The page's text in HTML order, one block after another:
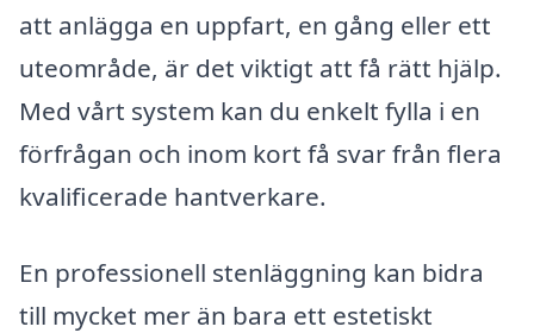
att anlägga en uppfart, en gång eller ett
uteområde, är det viktigt att få rätt hjälp.
Med vårt system kan du enkelt fylla i en
förfrågan och inom kort få svar från flera
kvalificerade hantverkare.
En professionell stenläggning kan bidra
till mycket mer än bara ett estetiskt